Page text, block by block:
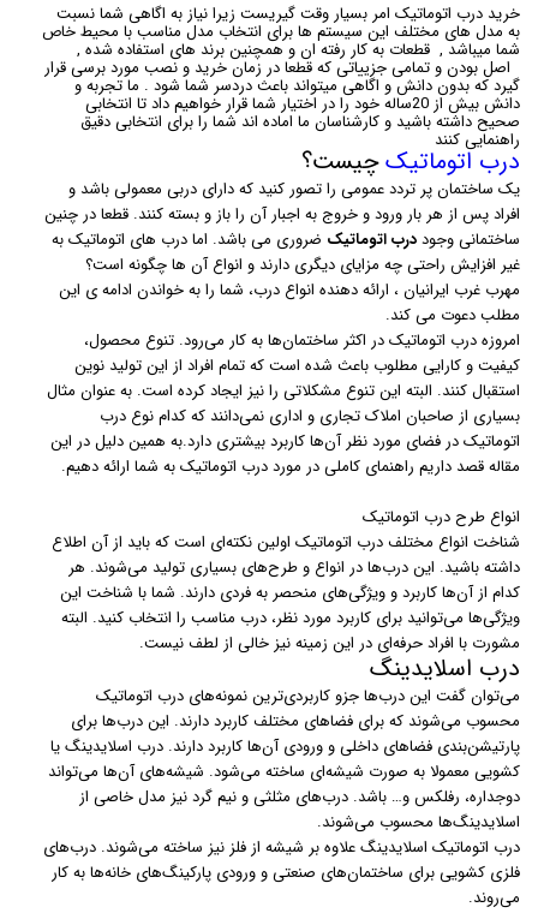
خرید درب اتوماتیک امر بسیار وقت گیریست زیرا نیاز به اگاهی شما نسبت
به مدل های مختلف این سیستم ها برای انتخاب مدل مناسب با محیط خاص
شما میباشد , قطعات به کار رفته ان و همچنین برند های استفاده شده ,
اصل بودن و تمامی جزییاتی که قطعا در زمان خرید و نصب مورد برسی قرار
گیرد که بدون دانش و اگاهی میتواند باعث دردسر شما شود . ما تجربه و
دانش بیش از 20ساله خود را در اختیار شما قرار خواهیم داد تا انتخابی
صحیح داشته باشید و کارشناسان ما اماده اند شما را برای انتخابی دقیق
راهنمایی کنند
درب اتوماتیکچیست؟
یک ساختمان پر تردد عمومی را تصور کنید که دارای دربی معمولی باشد و
افراد پس از هر بار ورود و خروج به اجبار آن را باز و بسته کنند. قطعا در چنین
ساختمانی وجوددرب اتوماتیک ضروری می باشد. اما درب های اتوماتیک به
غیر افزایش راحتی چه مزایای دیگری دارند و انواع آن ها چگونه است؟
مهرب غرب ایرانیان ، ارائه دهنده انواع درب، شما را به خواندن ادامه ی این
مطلب دعوت می کند.
امروزه درب اتوماتیک در اکثر ساختمان‌ها به کار می‌رود. تنوع محصول،
کیفیت و کارایی مطلوب باعث شده است که تمام افراد از این تولید نوین
استقبال کنند. البته این تنوع مشکلاتی را نیز ایجاد کرده است. به عنوان مثال
بسیاری از صاحبان املاک تجاری و اداری نمی‌دانند که کدام نوع درب
اتوماتیک در فضای مورد نظر آن‌ها کاربرد بیشتری دارد.به همین دلیل در این
مقاله قصد داریم راهنمای کاملی در مورد درب اتوماتیک به شما ارائه دهیم.
انواع طرح درب اتوماتیک
شناخت انواع مختلف درب اتوماتیک اولین نکته‌ای است که باید از آن اطلاع
داشته باشید. این درب‌ها در انواع و طرح‌های بسیاری تولید می‌شوند. هر
کدام از آن‌ها کاربرد و ویژگی‌های منحصر به فردی دارند. شما با شناخت این
ویژگی‌ها می‌توانید برای کاربرد مورد نظر، درب مناسب را انتخاب کنید. البته
مشورت با افراد حرفه‌ای در این زمینه نیز خالی از لطف نیست.
درب اسلایدینگ
می‌توان گفت این درب‌ها جزو کاربردی‌ترین نمونه‌های درب اتوماتیک
محسوب می‌شوند که برای فضاهای مختلف کاربرد دارند. این درب‌ها برای
پارتیشن‌بندی فضاهای داخلی و ورودی آن‌ها کاربرد دارند. درب‌ اسلایدینگ یا
کشویی معمولا به صورت شیشه‌ای ساخته می‌شود. شیشه‌های آن‌ها می‌تواند
دوجداره، رفلکس و… باشد. درب‌های مثلثی و نیم گرد نیز مدل خاصی از
اسلایدینگ‌ها محسوب می‌شوند.
درب‌ اتوماتیک اسلایدینگ علاوه بر شیشه از فلز نیز ساخته می‌شوند. درب‌های
فلزی کشویی برای ساختمان‌های صنعتی و ورودی پارکینگ‌های خانه‌ها به کار
می‌روند.